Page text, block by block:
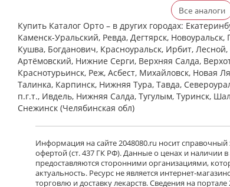
Все аналоги
Купить Каталог Орто – в других городах:
Каменск-Уральский, Ревда, Дегтярск,
Кушва, Богданович, Красноуральск, Ирбит,
Артёмовский, Нижние Cерги, Верхняя Салда,
Краснотурьинск, Реж, Асбест, Михайловск, Новая
Талинка, Карпинск, Нижняя Тура, Тавда,
п.г.т., Ивдель, Нижняя Салда, Тугулым, Туринск,
Снежинск (Челябинская обл)
Информация на сайте 2048080.ru носит справочный
офертой (ст. 437 ГК РФ). Данные о ценах и наличии в
предоставляются сторонними организациями,
актуальность. Ресурс не является интернет-
торговлю и доставку лекарств. Сведения на